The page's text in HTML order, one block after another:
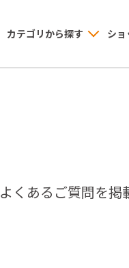
カテゴリから探す シ
よくあるご質問を掲